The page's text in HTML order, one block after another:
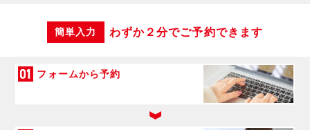
簡単入力 わずか２分でご予約できます
フォームから予約